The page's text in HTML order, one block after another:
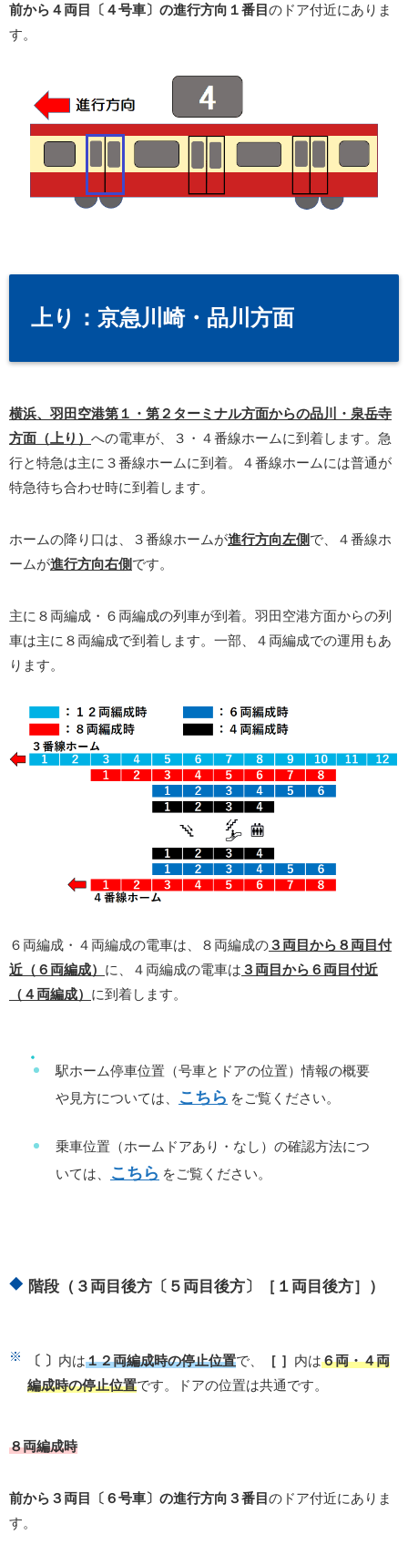
前から４両目〔４号車〕の進行方向１番目 のドア付近にありま
す。
上り：京急川崎・品川方面
横浜、羽田空港第１・第２ターミナル方面からの品川・泉岳寺
方面（上り） への電車が、３・４番線ホームに到着します。急
行と特急は主に３番線ホームに到着。４番線ホームには普通が
特急待ち合わせ時に到着します。
ホームの降り口は、３番線ホームが進行方向左側で、４番線ホ
ームが進行方向右側です。
主に８両編成・６両編成の列車が到着。羽田空港方面からの列
車は主に８両編成で到着します。一部、４両編成での運用もあ
ります。
６両編成・４両編成の電車は、８両編成の３両目から８両目付
近（６両編成） に、４両編成の電車は ３両目から６両目付近
（４両編成） に到着します。
駅ホーム停車位置（号車とドアの位置）情報の概要
や見方については、
こちら をご覧ください。
乗車位置（ホームドアあり・なし）の確認方法につ
いては、
こちら をご覧ください。
階段（３両目後方〔５両目後方〕［１両目後方］）
〔 〕 内は１２両編成時の停止位置で、 ［ ］ 内は６両・４両
編成時の停止位置です。ドアの位置は共通です。
８両編成時
前から３両目〔６号車〕の進行方向３番目 のドア付近にありま
す。